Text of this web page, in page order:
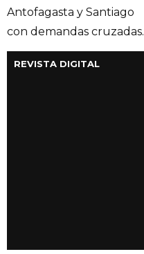
Antofagasta y Santiago
con demandas cruzadas.
REVISTA DIGITAL